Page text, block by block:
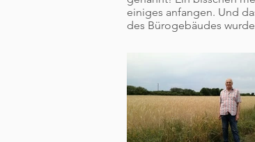
einiges anfangen. Und
des Bürogebäudes